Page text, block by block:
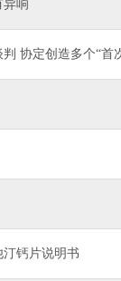
异响
协定创造多个“首
钙片说明书